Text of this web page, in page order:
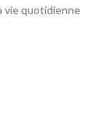
vie quotidienne